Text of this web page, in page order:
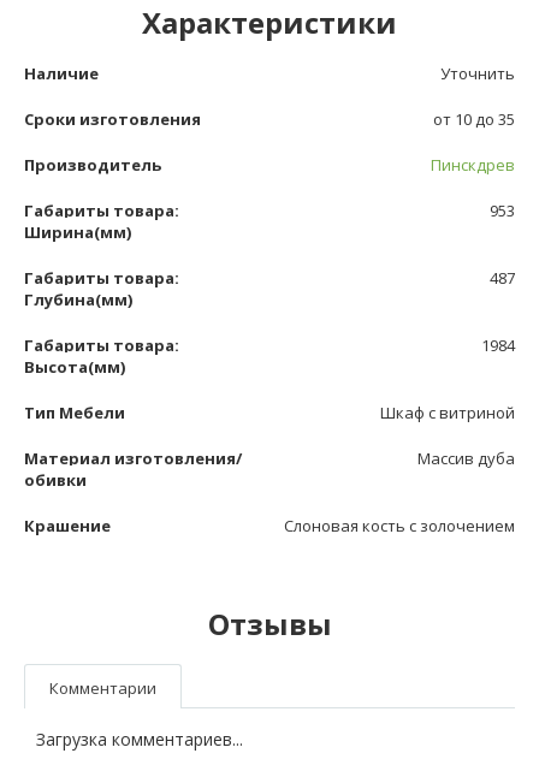
Характеристики
Наличие Уточнить
Сроки изготовления от 10 до 35
Производитель Пинскдрев
Габариты товара:
Ширина(мм)
953
Габариты товара:
Глубина(мм)
487
Габариты товара:
Высота(мм)
1984
Тип Мебели Шкаф с витриной
Материал изготовления/
обивки
Массив дуба
Крашение Слоновая кость с золочением
Отзывы
Комментарии
Загрузка комментариев...